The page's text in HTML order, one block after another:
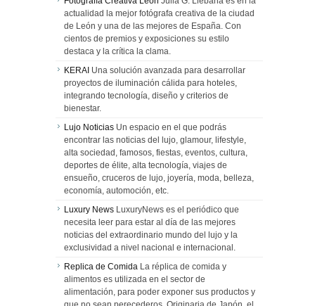
actualidad la mejor fotógrafa creativa de la ciudad
de León y una de las mejores de España. Con
cientos de premios y exposiciones su estilo
destaca y la crítica la clama.
KERAI Una solución avanzada para desarrollar
proyectos de iluminación cálida para hoteles,
integrando tecnología, diseño y criterios de
bienestar.
Lujo Noticias Un espacio en el que podrás
encontrar las noticias del lujo, glamour, lifestyle,
alta sociedad, famosos, fiestas, eventos, cultura,
deportes de élite, alta tecnología, viajes de
ensueño, cruceros de lujo, joyería, moda, belleza,
economía, automoción, etc.
Luxury News LuxuryNews es el periódico que
necesita leer para estar al día de las mejores
noticias del extraordinario mundo del lujo y la
exclusividad a nivel nacional e internacional.
Replica de Comida La réplica de comida y
alimentos es utilizada en el sector de
alimentación, para poder exponer sus productos y